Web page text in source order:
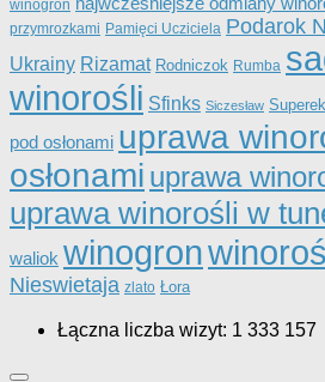
winogron
przymrozkami Pamięci Ucziciela Podarok
Ukrainy Rizamat Rodniczok Rumba
winorośli Sfinks Siczesław
pod osłonami uprawa
osłonami uprawa
uprawa winorośli w
waliok winogron
Nieswietaja zlato Łora
Łączna liczba wizyt: 1 333 157